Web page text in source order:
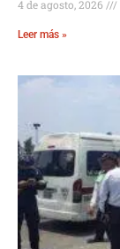
4 de agosto, 2026
Leer más »